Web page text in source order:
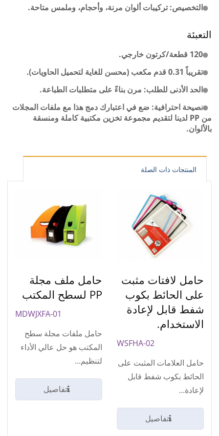
التخصيص: تركيبات ألوان مرنة، وأحجام، وملمس متاحة.
التعبئة
120 قطعة/كرتون خارجي.
تقريباً 0.31 قدم مكعب (محسن للغاية لتحميل الحاويات).
الحد الأدنى للطلب: مرن بناءً على متطلبات الطباعة.
نصيحة احترافية: ضع في اعتبارك دمج هذا مع ملفات المجلات
من PP لدينا لتقديم مجموعة تخزين مكتبية كاملة ومنسقة
بالألوان.
المنتجات ذات الصلة
حامل لافتات مثبت
على الحائط بكوب
شفط قابل لإعادة
الاستخدام.
WSFHA-02
حامل العلامات المثبت على
الحائط بكوب شفط قابل
لإعادة...
تفاصيل
حامل ملف مجلة
PP لسطح المكتب
MDWJXFA-01
حامل ملفات مجلة سطح
المكتب هو حل عالي الأداء
لتنظيم...
تفاصيل